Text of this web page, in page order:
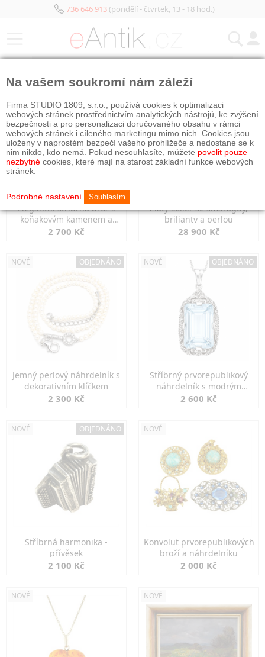
736 646 913(pondělí - čtvrtek, 13 - 18 hod.)
Elegantní stříbrná brož s
koňakovým kamenem a
markazity
2 700 Kč
Zlatý kolier se smaragdy,
brilianty a perlou
28 900 Kč
NOVÉ OBJEDNÁNO
Jemný perlový náhrdelník s
dekorativním klíčkem
2 300 Kč
NOVÉ OBJEDNÁNO
Stříbrný prvorepublikový
náhrdelník s modrým
spinelem
2 600 Kč
NOVÉ OBJEDNÁNO
Stříbrná harmonika -
přívěsek
2 100 Kč
NOVÉ
Konvolut prvorepublikových
broží a náhrdelníku
2 000 Kč
NOVÉ NOVÉ
Na vašem soukromí nám záleží
Firma STUDIO 1809, s.r.o., používá cookies k optimalizaci
webových stránek prostřednictvím analytických nástrojů, ke zvýšení
bezpečnosti a pro personalizaci doručovaného obsahu v rámci
webových stránek i cíleného marketingu mimo nich. Cookies jsou
uloženy v naprostém bezpečí vašeho prohlížeče a nedostane se k
nim nikdo, kdo nemá. Pokud nesouhlasíte, můžete povolit pouze
nezbytné cookies, které mají na starost základní funkce webových
stránek.
Podrobné nastavení Souhlasím